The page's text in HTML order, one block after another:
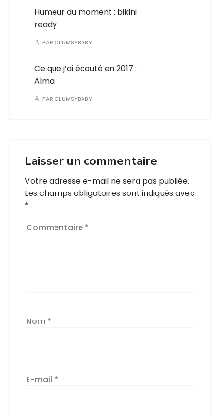
Humeur du moment : bikini
ready
PAR CLUMSYBABY
Ce que j’ai écouté en 2017 :
Alma
PAR CLUMSYBABY
Laisser un commentaire
Votre adresse e-mail ne sera pas publiée.
Les champs obligatoires sont indiqués avec
*
Commentaire *
Nom *
E-mail *